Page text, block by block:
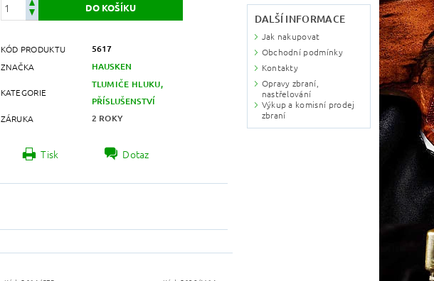
KÓD PRODUKTU 5617
ZNAČKA HAUSKEN
KATEGORIE
TLUMIČE HLUKU,
PŘÍSLUŠENSTVÍ
ZÁRUKA 2 ROKY
Tisk Dotaz
DALŠÍ INFORMACE
Jak nakupovat
Obchodní podmínky
Kontakty
Opravy zbraní,
nastřelování
Výkup a komisní prodej
zbraní